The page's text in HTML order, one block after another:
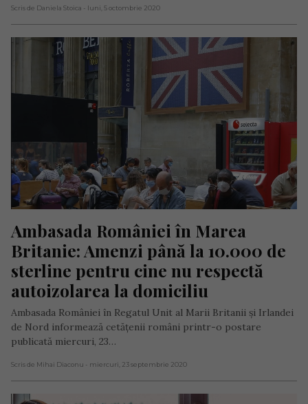
Scris de Daniela Stoica - luni, 5 octombrie 2020
Ambasada României în Marea
Britanie: Amenzi până la 10.000 de
sterline pentru cine nu respectă
autoizolarea la domiciliu
Ambasada României în Regatul Unit al Marii Britanii și Irlandei
de Nord informează cetățenii români printr-o postare
publicată miercuri, 23…
Scris de Mihai Diaconu - miercuri, 23 septembrie 2020